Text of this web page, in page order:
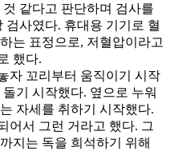
같다고 판단하며 검사를
검사였다. 휴대용 기기로 혈
는 표정으로, 저혈압이라고
했다.
자 꼬리부터 움직이기 시작
기 시작했다. 옆으로 누워
자세를 취하기 시작했다.
어서 그런 거라고 했다. 그
지는 독을 희석하기 위해